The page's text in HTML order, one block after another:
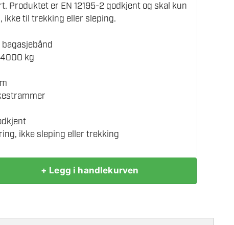
Produktet er EN 12195-2 godkjent og skal kun
ikke til trekking eller sleping.
kg
ikke sleping eller trekking
+ Legg i handlekurven